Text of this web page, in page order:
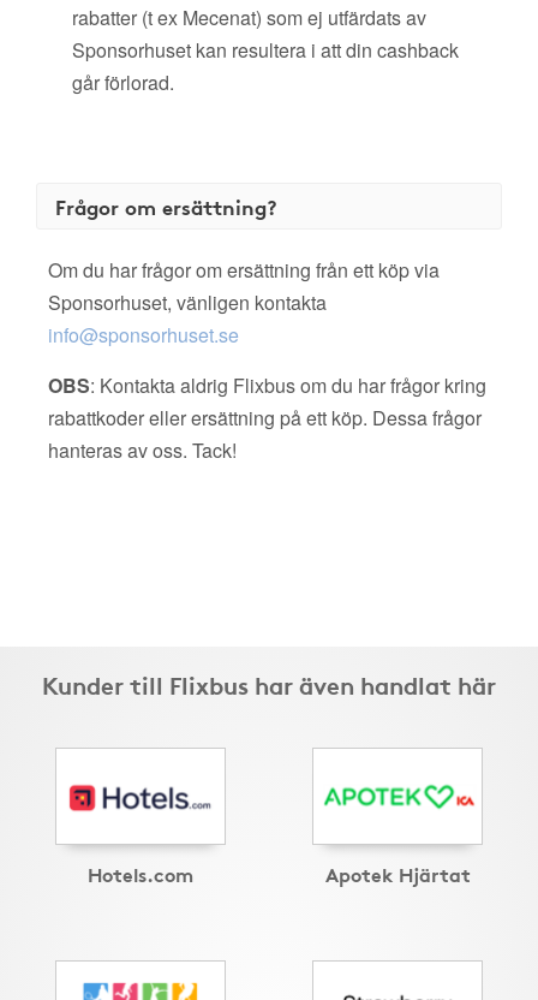
rabatter (t ex Mecenat) som ej utfärdats av
Sponsorhuset kan resultera i att din cashback
går förlorad.
Frågor om ersättning?
Om du har frågor om ersättning från ett köp via
Sponsorhuset, vänligen kontakta
info@sponsorhuset.se
OBS: Kontakta aldrig Flixbus om du har frågor kring
rabattkoder eller ersättning på ett köp. Dessa frågor
hanteras av oss. Tack!
Kunder till Flixbus har även handlat här
Hotels.com Apotek Hjärtat